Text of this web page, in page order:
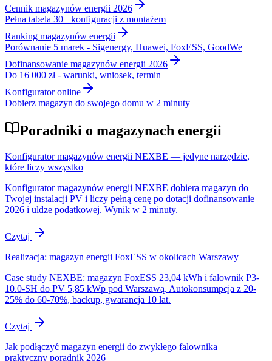
Cennik magazynów energii 2026
Pełna tabela 30+ konfiguracji z montażem
Ranking magazynów energii
Porównanie 5 marek - Sigenergy, Huawei, FoxESS, GoodWe
Dofinansowanie magazynów energii 2026
Do 16 000 zł - warunki, wniosek, termin
Konfigurator online
Dobierz magazyn do swojego domu w 2 minuty
Poradniki o magazynach energii
Konfigurator magazynów energii NEXBE — jedyne narzędzie,
które liczy wszystko
Konfigurator magazynów energii NEXBE dobiera magazyn do
Twojej instalacji PV i liczy pełną cenę po dotacji dofinansowanie
2026 i uldze podatkowej. Wynik w 2 minuty.
Czytaj
Realizacja: magazyn energii FoxESS w okolicach Warszawy
Case study NEXBE: magazyn FoxESS 23,04 kWh i falownik P3-
10.0-SH do PV 5,85 kWp pod Warszawą. Autokonsumpcja z 20-
25% do 60-70%, backup, gwarancja 10 lat.
Czytaj
Jak podłączyć magazyn energii do zwykłego falownika —
praktyczny poradnik 2026